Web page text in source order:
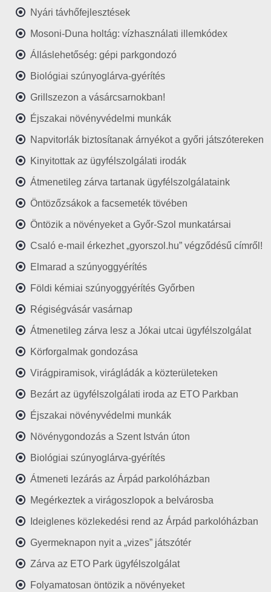
Nyári távhőfejlesztések
Mosoni-Duna holtág: vízhasználati illemkódex
Álláslehetőség: gépi parkgondozó
Biológiai szúnyoglárva-gyérítés
Grillszezon a vásárcsarnokban!
Éjszakai növényvédelmi munkák
Napvitorlák biztosítanak árnyékot a győri játszótereken
Kinyitottak az ügyfélszolgálati irodák
Átmenetileg zárva tartanak ügyfélszolgálataink
Öntözőzsákok a facsemeték tövében
Öntözik a növényeket a Győr-Szol munkatársai
Csaló e-mail érkezhet „gyorszol.hu” végződésű címről!
Elmarad a szúnyoggyérítés
Földi kémiai szúnyoggyérítés Győrben
Régiségvásár vasárnap
Átmenetileg zárva lesz a Jókai utcai ügyfélszolgálat
Körforgalmak gondozása
Virágpiramisok, virágládák a közterületeken
Bezárt az ügyfélszolgálati iroda az ETO Parkban
Éjszakai növényvédelmi munkák
Növénygondozás a Szent István úton
Biológiai szúnyoglárva-gyérítés
Átmeneti lezárás az Árpád parkolóházban
Megérkeztek a virágoszlopok a belvárosba
Ideiglenes közlekedési rend az Árpád parkolóházban
Gyermeknapon nyit a „vizes” játszótér
Zárva az ETO Park ügyfélszolgálat
Folyamatosan öntözik a növényeket